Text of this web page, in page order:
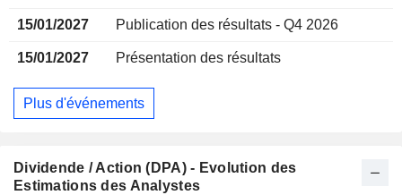
15/01/2027 Publication des résultats - Q4 2026
15/01/2027 Présentation des résultats
Plus d'événements
Dividende / Action (DPA) - Evolution des
Estimations des Analystes